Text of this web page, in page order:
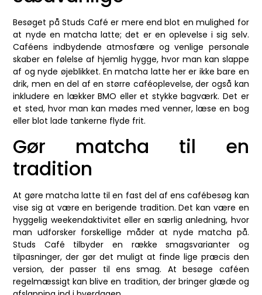
Besøget på Studs Café er mere end blot en mulighed for
at nyde en matcha latte; det er en oplevelse i sig selv.
Caféens indbydende atmosfære og venlige personale
skaber en følelse af hjemlig hygge, hvor man kan slappe
af og nyde øjeblikket. En matcha latte her er ikke bare en
drik, men en del af en større caféoplevelse, der også kan
inkludere en lækker BMO eller et stykke bagværk. Det er
et sted, hvor man kan mødes med venner, læse en bog
eller blot lade tankerne flyde frit.
Gør matcha til en
tradition
At gøre matcha latte til en fast del af ens cafébesøg kan
vise sig at være en berigende tradition. Det kan være en
hyggelig weekendaktivitet eller en særlig anledning, hvor
man udforsker forskellige måder at nyde matcha på.
Studs Café tilbyder en række smagsvarianter og
tilpasninger, der gør det muligt at finde lige præcis den
version, der passer til ens smag. At besøge caféen
regelmæssigt kan blive en tradition, der bringer glæde og